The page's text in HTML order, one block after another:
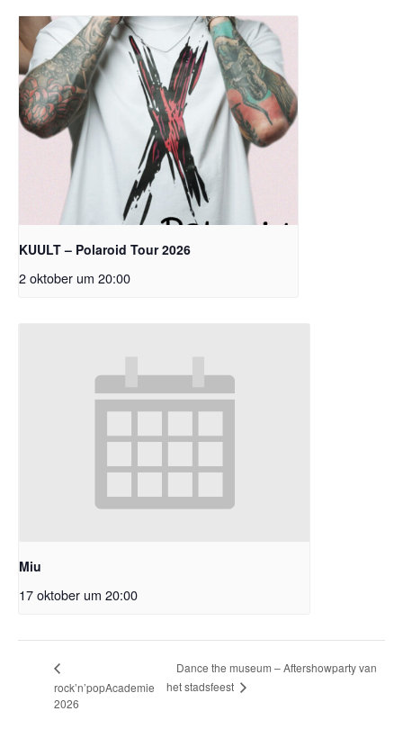
KUULT – Polaroid Tour 2026
2 oktober um 20:00
Miu
17 oktober um 20:00
rock’n’popAcademie
2026
Dance the museum – Aftershowparty van
het stadsfeest